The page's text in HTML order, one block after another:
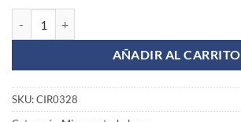
AÑADIR AL CARRITO
SKU:CIR0328